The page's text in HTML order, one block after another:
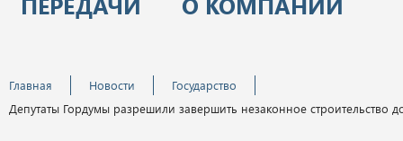
Главная Новости
Государство
Депутаты Гордумы разрешили завершить незаконное строительство